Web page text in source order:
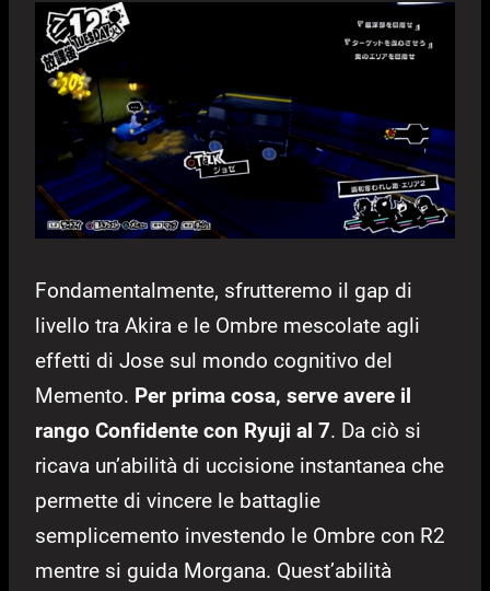
Fondamentalmente, sfrutteremo il gap di
livello tra Akira e le Ombre mescolate agli
effetti di Jose sul mondo cognitivo del
Memento. Per prima cosa, serve avere il
rango Confidente con Ryuji al 7. Da ciò si
ricava un’abilità di uccisione instantanea che
permette di vincere le battaglie
semplicemento investendo le Ombre con R2
mentre si guida Morgana. Quest’abilità